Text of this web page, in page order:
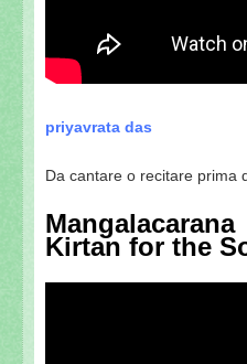
priyavrata das
Da cantare o recitare prima
Kirtan for the